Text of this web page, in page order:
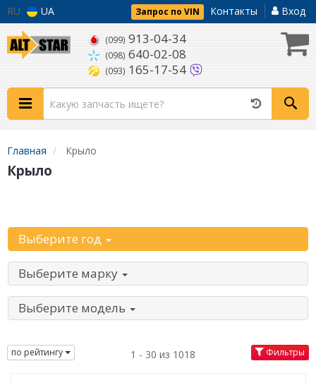
RU UA Запрос по VIN Контакты Вход
(099) 913-04-34
(098) 640-02-08
(093) 165-17-54
Главная Крыло
Крыло
Выберите год
Выберите марку
Выберите модель
по рейтингу 1 - 30 из 1018 Фильтры